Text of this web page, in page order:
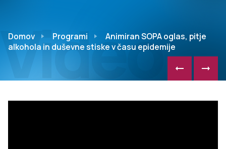
Video
Domov Programi
Animiran SOPA oglas, pitje
alkohola in duševne stiske v času epidemije